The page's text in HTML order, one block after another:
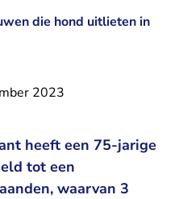
die hond uitlieten in
2023
heeft een 75-jarige
tot een
waarvan 3